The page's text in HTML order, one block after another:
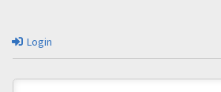
Login